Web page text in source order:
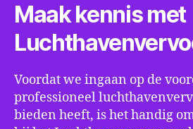
Maak kennis met
Voordat we ingaan op de
professioneel
bieden heeft, is het handig